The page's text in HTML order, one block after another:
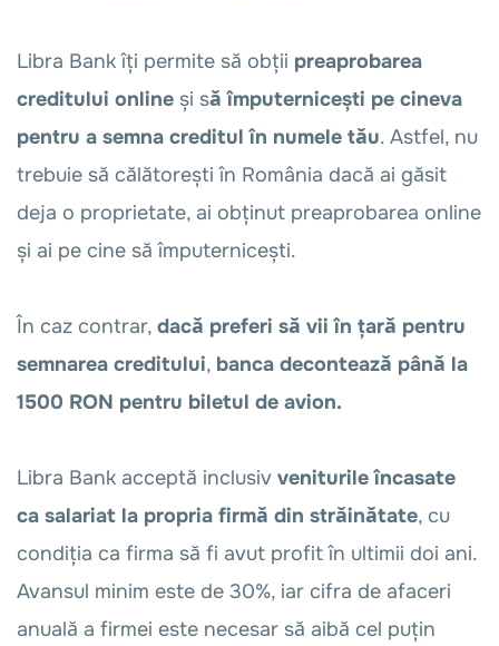
Libra Bank îți permite să obții preaprobarea
creditului online și să împuternicești pe cineva
pentru a semna creditul în numele tău. Astfel, nu
trebuie să călătorești în România dacă ai găsit
deja o proprietate, ai obținut preaprobarea online
și ai pe cine să împuternicești.
În caz contrar, dacă preferi să vii în țară pentru
semnarea creditului, banca decontează până la
1500 RON pentru biletul de avion.
Libra Bank acceptă inclusiv veniturile încasate
ca salariat la propria firmă din străinătate, cu
condiția ca firma să fi avut profit în ultimii doi ani.
Avansul minim este de 30%, iar cifra de afaceri
anuală a firmei este necesar să aibă cel puțin